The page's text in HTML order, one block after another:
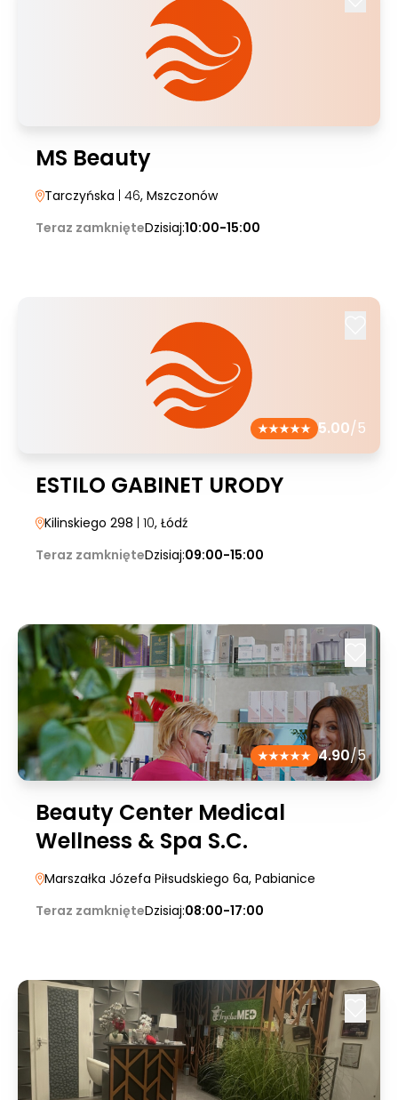
MS Beauty
Tarczyńska | 46, Mszczonów
Teraz zamknięteDzisiaj:10:00-15:00
5.00/5
ESTILO GABINET URODY
Kilinskiego 298 | 10, Łódź
Teraz zamknięteDzisiaj:09:00-15:00
4.90/5
Beauty Center Medical
Wellness & Spa S.C.
Marszałka Józefa Piłsudskiego 6a, Pabianice
Teraz zamknięteDzisiaj:08:00-17:00